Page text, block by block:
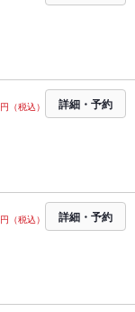
円（税込） 詳細・予約
円（税込） 詳細・予約